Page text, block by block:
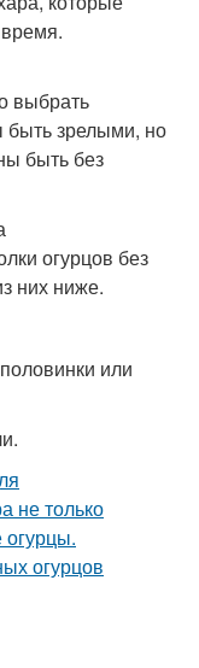
выбрать
зрелыми, но
быть без
огурцов без
них ниже.
или